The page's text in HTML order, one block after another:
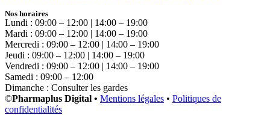
Nos horaires
Lundi : 09:00 – 12:00 | 14:00 – 19:00
Mardi : 09:00 – 12:00 | 14:00 – 19:00
Mercredi : 09:00 – 12:00 | 14:00 – 19:00
Jeudi : 09:00 – 12:00 | 14:00 – 19:00
Vendredi : 09:00 – 12:00 | 14:00 – 19:00
Samedi : 09:00 – 12:00
Dimanche : Consulter les gardes
©Pharmaplus Digital • Mentions légales • Politiques de
confidentialités